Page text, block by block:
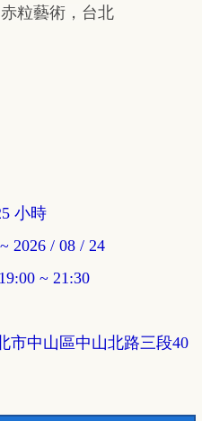
粒藝術，台北
小時
2026 / 08 / 24
~ 21:30
市中山區中山北路三段40